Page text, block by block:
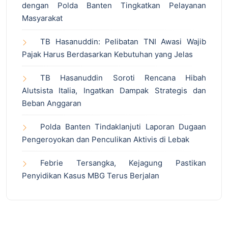
dengan Polda Banten Tingkatkan Pelayanan
Masyarakat
TB Hasanuddin: Pelibatan TNI Awasi Wajib
Pajak Harus Berdasarkan Kebutuhan yang Jelas
TB Hasanuddin Soroti Rencana Hibah
Alutsista Italia, Ingatkan Dampak Strategis dan
Beban Anggaran
Polda Banten Tindaklanjuti Laporan Dugaan
Pengeroyokan dan Penculikan Aktivis di Lebak
Febrie Tersangka, Kejagung Pastikan
Penyidikan Kasus MBG Terus Berjalan